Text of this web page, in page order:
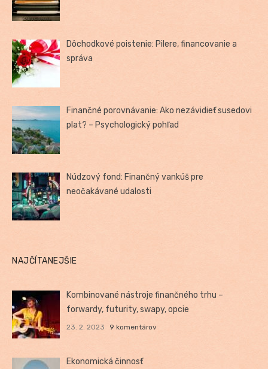
Dôchodkové poistenie: Pilere, financovanie a
správa
Finančné porovnávanie: Ako nezávidieť susedovi
plat? – Psychologický pohľad
Núdzový fond: Finančný vankúš pre
neočakávané udalosti
NAJČÍTANEJŠIE
Kombinované nástroje finančného trhu –
forwardy, futurity, swapy, opcie
23. 2. 2023 9 komentárov
Ekonomická činnosť